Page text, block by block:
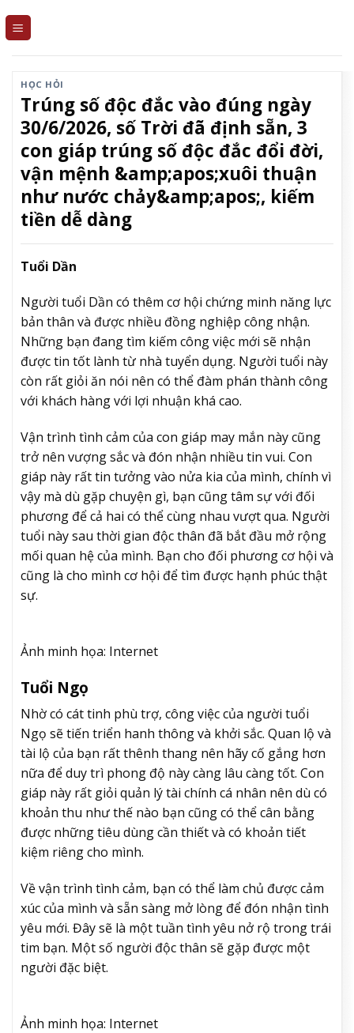
HỌC HỎI
Trúng số độc đắc vào đúng ngày
30/6/2026, số Trời đã định sẵn, 3
con giáp trúng số độc đắc đổi đời,
vận mệnh &amp;apos;xuôi thuận
như nước chảy&amp;apos;, kiếm
tiền dễ dàng
Tuổi Dần
Người tuổi Dần có thêm cơ hội chứng minh năng lực
bản thân và được nhiều đồng nghiệp công nhận.
Những bạn đang tìm kiếm công việc mới sẽ nhận
được tin tốt lành từ nhà tuyển dụng. Người tuổi này
còn rất giỏi ăn nói nên có thể đàm phán thành công
với khách hàng với lợi nhuận khá cao.
Vận trình tình cảm của con giáp may mắn này cũng
trở nên vượng sắc và đón nhận nhiều tin vui. Con
giáp này rất tin tưởng vào nửa kia của mình, chính vì
vậy mà dù gặp chuyện gì, bạn cũng tâm sự với đối
phương để cả hai có thể cùng nhau vượt qua. Người
tuổi này sau thời gian độc thân đã bắt đầu mở rộng
mối quan hệ của mình. Bạn cho đối phương cơ hội và
cũng là cho mình cơ hội để tìm được hạnh phúc thật
sự.
Ảnh minh họa: Internet
Tuổi Ngọ
Nhờ có cát tinh phù trợ, công việc của người tuổi
Ngọ sẽ tiến triển hanh thông và khởi sắc. Quan lộ và
tài lộ của bạn rất thênh thang nên hãy cố gắng hơn
nữa để duy trì phong độ này càng lâu càng tốt. Con
giáp này rất giỏi quản lý tài chính cá nhân nên dù có
khoản thu như thế nào bạn cũng có thể cân bằng
được những tiêu dùng cần thiết và có khoản tiết
kiệm riêng cho mình.
Về vận trình tình cảm, bạn có thể làm chủ được cảm
xúc của mình và sẵn sàng mở lòng để đón nhận tình
yêu mới. Đây sẽ là một tuần tình yêu nở rộ trong trái
tim bạn. Một số người độc thân sẽ gặp được một
người đặc biệt.
Ảnh minh họa: Internet